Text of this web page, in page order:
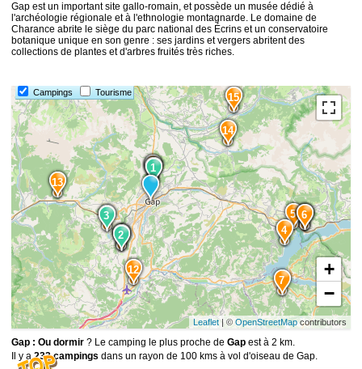
Gap est un important site gallo-romain, et possède un musée dédié à
l'archéologie régionale et à l'ethnologie montagnarde. Le domaine de
Charance abrite le siège du parc national des Écrins et un conservatoire
botanique unique en son genre : ses jardins et vergers abritent des
collections de plantes et d'arbres fruités très riches.
Campings Tourisme 15
14
13
12
11
10
9
8
7
6
5
4
3
2
1
3
2
1
+
−
Leaflet| © OpenStreetMapcontributors
Gap : Ou dormir ? Le camping le plus proche deGap est à 2 km.
Il y a233 campings dans un rayon de 100 kms à vol d'oiseau de Gap.